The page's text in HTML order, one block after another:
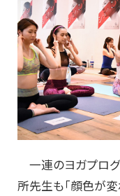
一連のヨガプログ
所先生も「顔色が変